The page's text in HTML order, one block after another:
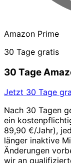
Amazon Prime
30 Tage gratis
30 Tage
Jetzt 30 Tage
Nach 30 Tagen
ein
89,90 €/Jahr),
länger inaktive
Änderungen
wir an